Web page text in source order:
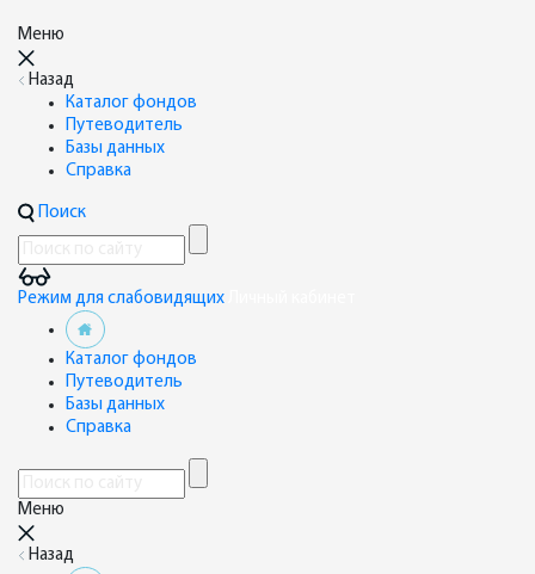
Меню
Назад
Каталог фондов
Путеводитель
Базы данных
Справка
Поиск
Режим для слабовидящих
Каталог фондов
Путеводитель
Базы данных
Справка
Меню
Назад